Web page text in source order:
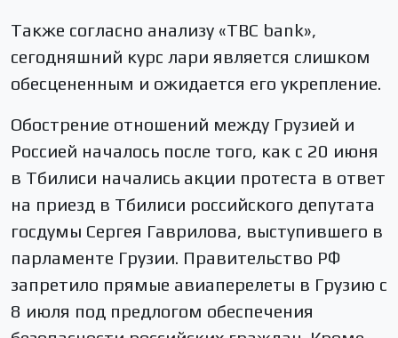
Также согласно анализу «ТBC bank»,
сегодняшний курс лари является слишком
обесцененным и ожидается его укрепление.
Обострение отношений между Грузией и
Россией началось после того, как с 20 июня
в Тбилиси начались акции протеста в ответ
на приезд в Тбилиси российского депутата
госдумы Сергея Гаврилова, выступившего в
парламенте Грузии. Правительство РФ
запретило прямые авиаперелеты в Грузию с
8 июля под предлогом обеспечения